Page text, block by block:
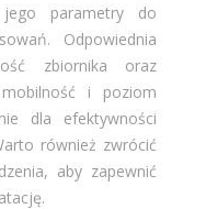
parametry do
Odpowiednia
zbiornika oraz
i poziom
dla efektywności
również zwrócić
aby zapewnić